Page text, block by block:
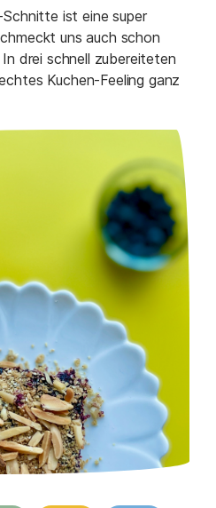
Schnitte ist eine super
uns auch schon
drei schnell zubereiteten
Kuchen-Feeling ganz